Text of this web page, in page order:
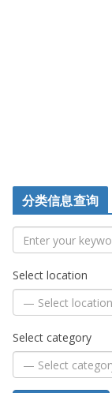
分类信息查询
Select location
Select category